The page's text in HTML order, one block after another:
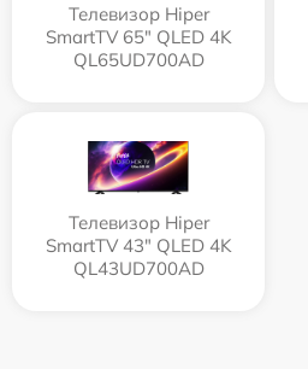
Телевизор Hiper
SmartTV 65" QLED 4K
QL65UD700AD
Телевизор Hiper
SmartTV 43" QLED 4K
QL43UD700AD